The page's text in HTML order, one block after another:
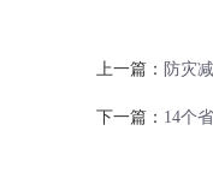
上一篇： 防灾
下一篇： 14个